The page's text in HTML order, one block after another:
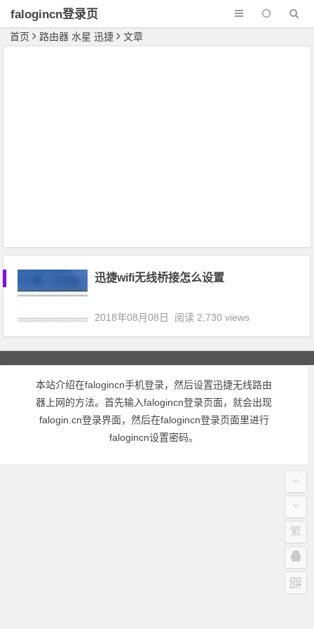
falogincn登录页
面
首页 路由器 水星 迅捷 文章
迅捷wifi无线桥接怎么设置
2018年08月08日 阅读 2,730 views
本站介绍在falogincn手机登录，然后设置迅捷无线路由
器上网的方法。首先输入falogincn登录页面，就会出现
falogin.cn登录界面，然后在falogincn登录页面里进行
falogincn设置密码。
繁